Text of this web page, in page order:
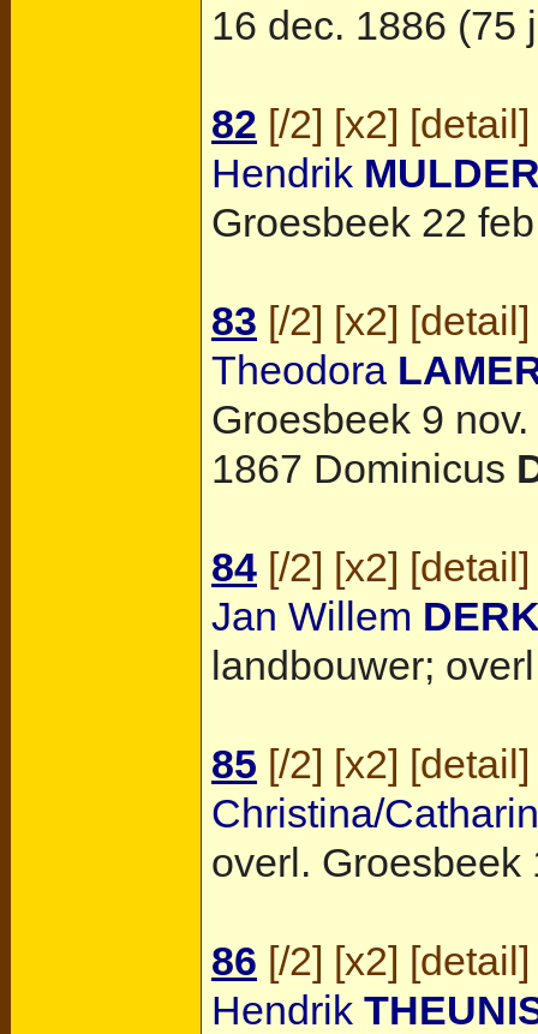
16 dec. 1886 (75
82 [/2] [x2] [detail]
Hendrik
Groesbeek 22
83 [/2] [x2] [detail]
Theodora
Groesbeek 9
1867 Dominicus
84 [/2] [x2] [detail]
Jan Willem
landbouwer;
85 [/2] [x2] [detail]
Christina/
overl. Groesbeek
86 [/2] [x2] [detail]
Hendrik